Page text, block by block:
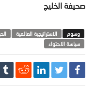
صحيفة الخليج
الاستراتيجية العالمية
سياسة الاحتواء